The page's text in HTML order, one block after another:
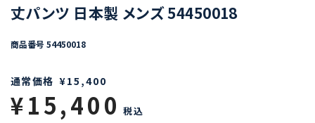
丈パンツ 日本製 メンズ 54450018
商品番号 54450018
通常価格 ¥15,400
¥15,400 税込